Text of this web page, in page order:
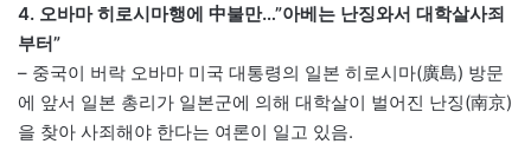
4. 오바마 히로시마행에 中불만…”아베는 난징와서 대학살사죄
부터”
– 중국이 버락 오바마 미국 대통령의 일본 히로시마(廣島) 방문
에 앞서 일본 총리가 일본군에 의해 대학살이 벌어진 난징(南京)
을 찾아 사죄해야 한다는 여론이 일고 있음.